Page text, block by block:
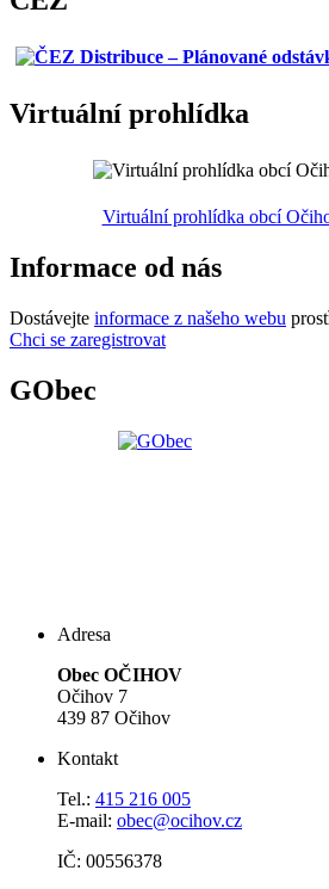
Virtuální prohlídka
Virtuální prohlídka obcí
Informace od nás
Dostávejte informace z našeho webu
Chci se zaregistrovat
GObec
Adresa
Obec OČIHOV
Očihov 7
439 87 Očihov
Kontakt
Tel.: 415 216 005
E-mail: obec@ocihov.cz
IČ: 00556378